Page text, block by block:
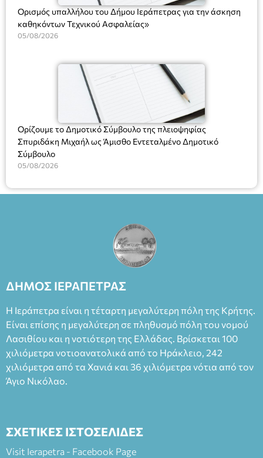
Ορισμός υπαλλήλου του Δήμου Ιεράπετρας για την άσκηση
καθηκόντων Τεχνικού Ασφαλείας»
05/08/2026
Ορίζουμε το Δημοτικό Σύμβουλο της πλειοψηφίας
Σπυριδάκη Μιχαήλ ως Άμισθο Εντεταλμένο Δημοτικό
Σύμβουλο
05/08/2026
ΔΗΜΟΣ ΙΕΡΑΠΕΤΡΑΣ
Η Ιεράπετρα είναι η τέταρτη μεγαλύτερη πόλη της Κρήτης.
Είναι επίσης η μεγαλύτερη σε πληθυσμό πόλη του νομού
Λασιθίου και η νοτιότερη της Ελλάδας. Βρίσκεται 100
χιλιόμετρα νοτιοανατολικά από το Ηράκλειο, 242
χιλιόμετρα από τα Χανιά και 36 χιλιόμετρα νότια από τον
Άγιο Νικόλαο.
ΣΧΕΤΙΚΕΣ ΙΣΤΟΣΕΛΙΔΕΣ
Visit Ierapetra - Facebook Page